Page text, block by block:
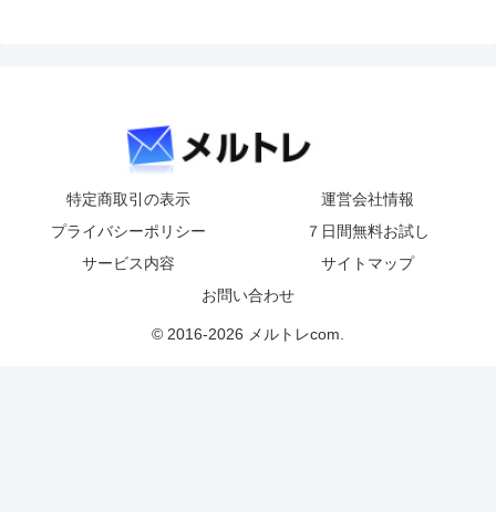
特定商取引の表示
運営会社情報
プライバシーポリシー
７日間無料お試し
サービス内容
サイトマップ
お問い合わせ
© 2016-2026 メルトレcom.